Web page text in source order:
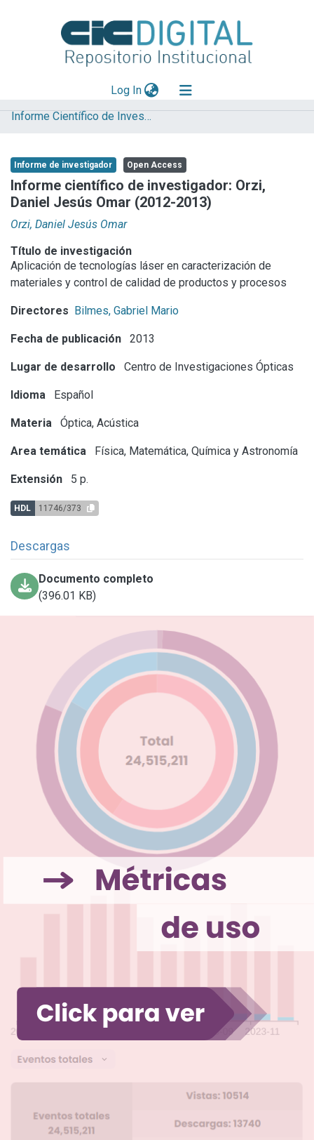
Log In(current)
Explorar
Aportar material
Statistics
Informe Científico de Investigador
Informe de investigador Open Access
Informe científico de investigador: Orzi,
Daniel Jesús Omar (2012-2013)
Orzi, Daniel Jesús Omar
Título de investigación
Aplicación de tecnologías láser en caracterización de
materiales y control de calidad de productos y procesos
Directores Bilmes, Gabriel Mario
Fecha de publicación 2013
Lugar de desarrollo Centro de Investigaciones Ópticas
Idioma Español
Materia Óptica, Acústica
Area temática Física, Matemática, Química y Astronomía
Extensión 5 p.
HDL 11746/373
Descargas
Documento completo
(396.01 KB)